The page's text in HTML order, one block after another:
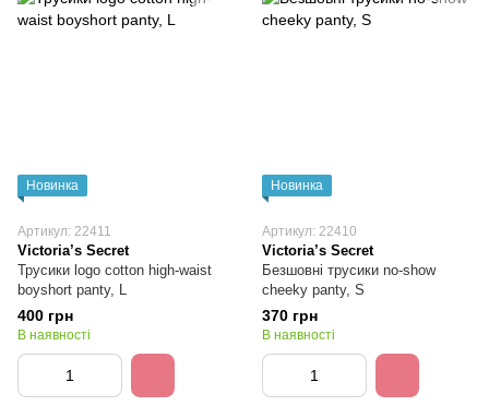
Новинка
Артикул: 22411
Victoria’s Secret
Трусики logo cotton high-waist
boyshort panty, L
400 грн
В наявності
Новинка
Артикул: 22410
Victoria’s Secret
Безшовні трусики no-show
cheeky panty, S
370 грн
В наявності